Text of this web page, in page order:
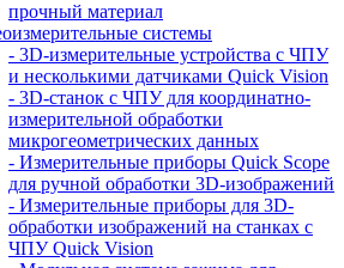
прочный материал
системы
- 3D-измерительные устройства с ЧПУ
и несколькими датчиками Quick Vision
- 3D-станок с ЧПУ для координатно-
измерительной обработки
микрогеометрических данных
- Измерительные приборы Quick Scope
для ручной обработки 3D-изображений
- Измерительные приборы для 3D-
обработки изображений на станках с
ЧПУ Quick Vision